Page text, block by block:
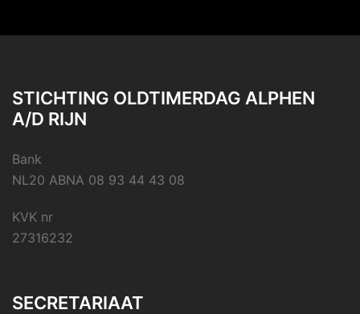
STICHTING OLDTIMERDAG ALPHEN
A/D RIJN
Bank
NL20 ABNA 08 93 44 43 08
KVK nr
27316232
SECRETARIAAT